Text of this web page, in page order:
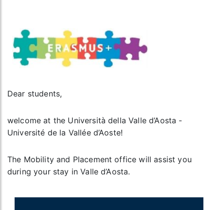
Dear students,
welcome at the Università della Valle d’Aosta -
Université de la Vallée d’Aoste!
The Mobilityand Placement office will assist you
during your stay in Valle d’Aosta.